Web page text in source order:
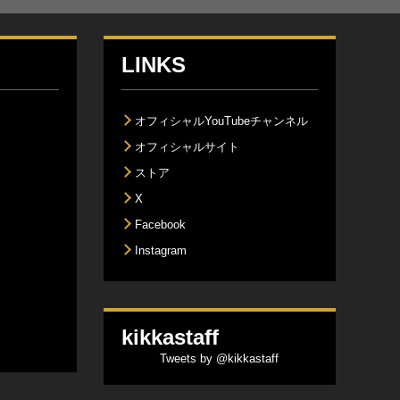
LINKS
オフィシャルYouTubeチャンネル
オフィシャルサイト
ストア
X
Facebook
Instagram
kikkastaff
Tweets by @kikkastaff